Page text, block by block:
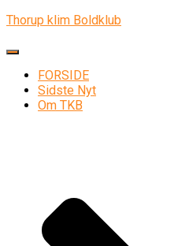
Thorup klim Boldklub
Skift navigation
FORSIDE
Sidste Nyt
Om TKB